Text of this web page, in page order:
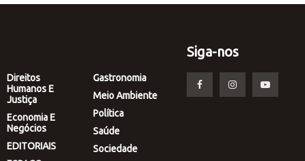
Direitos
Humanos E
Justiça
Economia E
Negócios
EDITORIAIS
Gastronomia
Meio Ambiente
Política
Saúde
Sociedade
Siga-nos